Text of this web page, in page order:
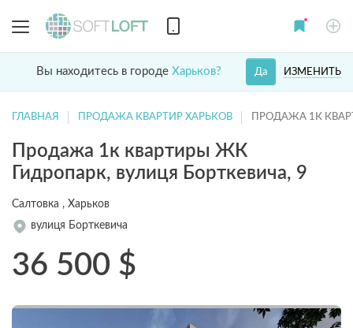
Вы находитесь в городе Харьков? ИЗМЕНИТЬ
Да
ГЛАВНАЯ ПРОДАЖА КВАРТИР ХАРЬКОВ ПРОДАЖА 1К
Продажа 1к квартиры ЖК
Гидропарк, вулиця Борткевича, 9
Салтовка , Харьков
вулиця Борткевича
36 500 $